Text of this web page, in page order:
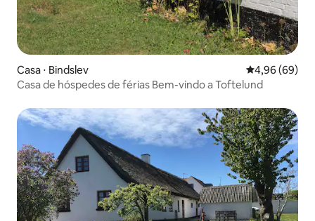
Casa ⋅ Bindslev 4,96 de uma
4,96 (69)
Casa de hóspedes de férias Bem-vindo a Toftelund